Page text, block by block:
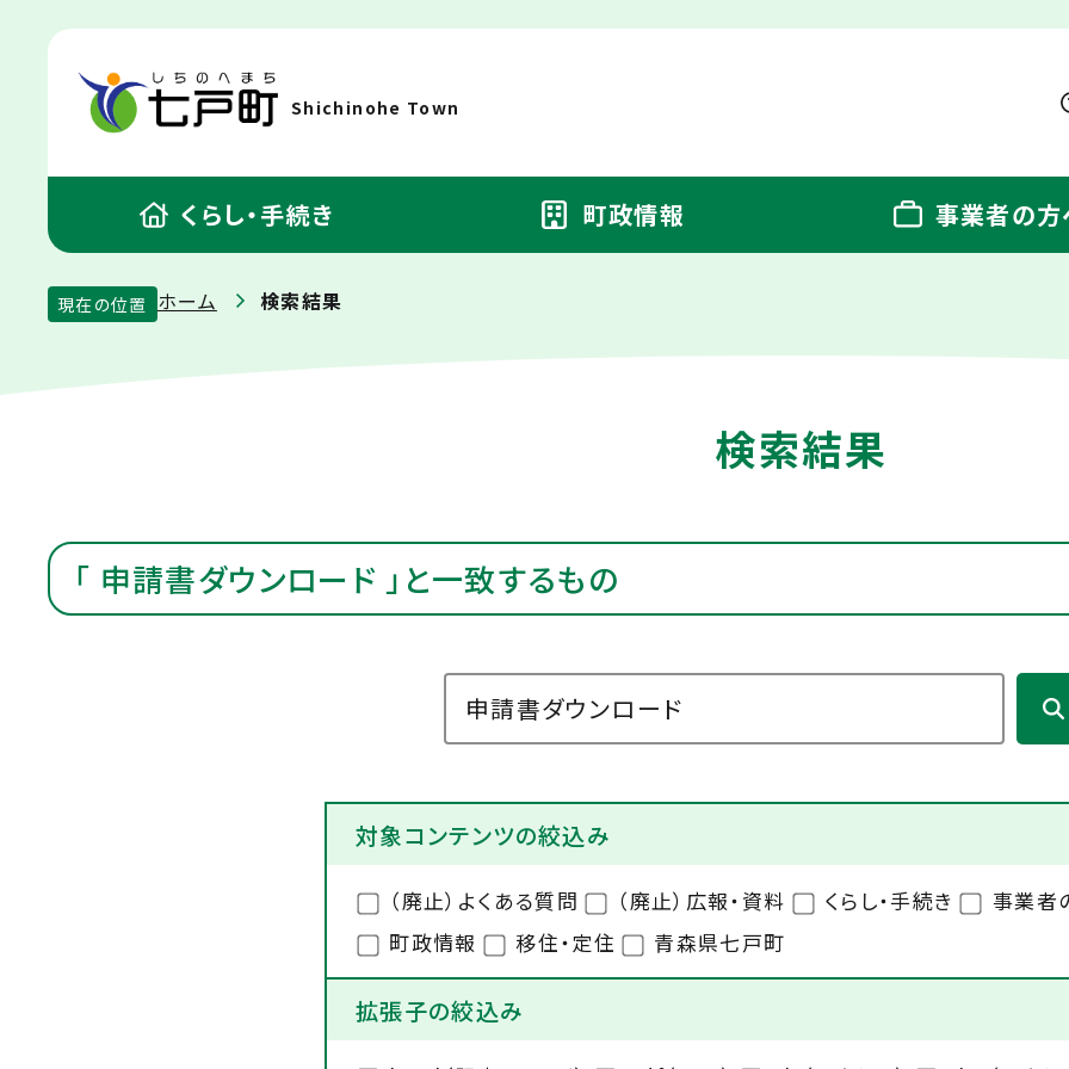
Shichinohe Town
くらし・手続き 町政情報 事業者の方
現在の位置 ホーム 検索結果
検索結果
「 申請書ダウンロード 」と一致するもの
対象コンテンツの絞込み
（廃止）よくある質問 （廃止）広報・資料 くらし・手続き
事業者
町政情報
移住・定住 青森県七戸町
拡張子の絞込み